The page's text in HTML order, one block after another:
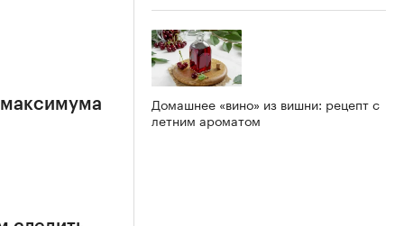
Домашнее «вино» из вишни: рецепт с
летним ароматом